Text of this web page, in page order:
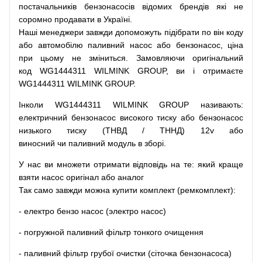
постачальників
бензонасосів відомих брендів які
не
соромно продавати в Україні.
Наші менеджери завжди допоможуть підібрати по він коду
або автомобілю паливний насос або бензонасос,
ціна
при
цьому не зміниться Замовляючи
оригінальний
код WG1444311 WILMINK GROUP, ви і отримаєте
WG1444311 WILMINK GROUP.
Інколи WG1444311 WILMINK GROUP називають:
електричний бензонасос високого тиску або бензонасос
низького
тиску (ТНВД / ТННД) 12v
або
виносний чи паливний модуль в зборі
У нас ви множети отримати відповідь на те: який краще
взяти насос оригінал або аналог
Так само завжди можна купити комплект (ремкомплект):
- електро бензо насос (электро насос)
- погружной паливний фільтр тонкого очищення
- паливний фільтр грубої очистки (сіточка бензонасоса)